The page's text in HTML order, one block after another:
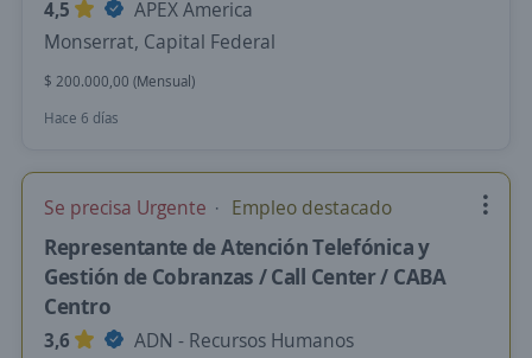
4,5
APEX America
Monserrat, Capital Federal
$ 200.000,00 (Mensual)
Hace 6 días
Se precisa Urgente Empleo destacado
Representante de Atención Telefónica y
Gestión de Cobranzas / Call Center / CABA
Centro
3,6
ADN - Recursos Humanos